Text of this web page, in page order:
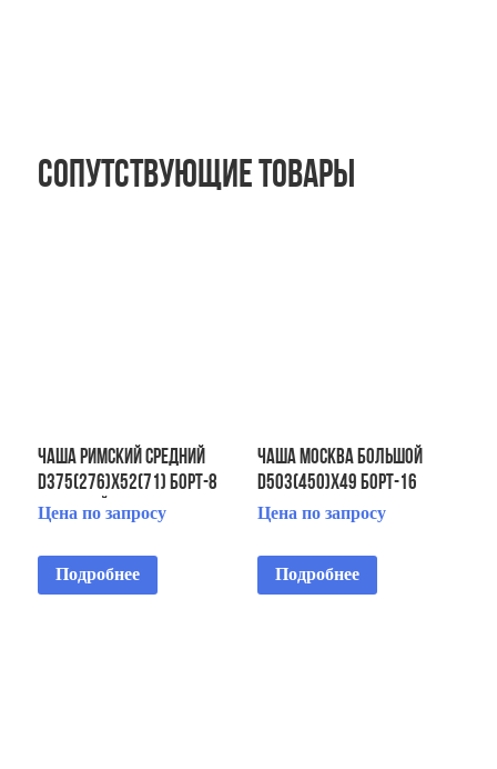
Сопутствующие товары
ЧАША Римский средний
D375(276)х52(71) Борт-8
Кронштейн-4
Цена по запросу
Подробнее
ЧАША Москва большой
D503(450)х49 Борт-16
Цена по запросу
Подробнее